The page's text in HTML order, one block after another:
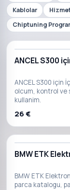
Kablolar
Chiptuning
ANCEL S300
ANCEL S300 için
olcum, kontrol ve
kullanim.
26 €
BMW ETK
BMW ETK
parca katalogu,